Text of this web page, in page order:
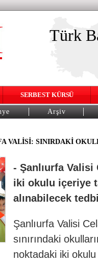
Türk
SERBEST KÜRSÜ
Arşiv
VALİSİ: SINIRDAKİ
- Şanlıurfa Valisi
iki okulu içeriye
alınabilecek
Şanlıurfa Valisi
sınırındaki
noktadaki iki okulu